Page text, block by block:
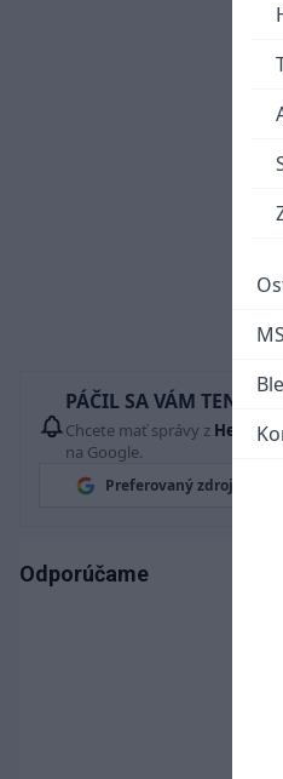
PÁČIL SA VÁM TENTO
Chcete mať správy z
na Google.
Preferovaný zdroj
Odporúčame